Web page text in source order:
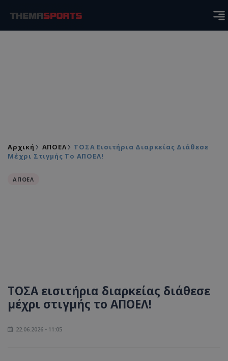
Αρχική ΑΠΟΕΛ
ΤΟΣΑ Εισιτήρια Διαρκείας Διάθεσε
Μέχρι Στιγμής Το ΑΠΟΕΛ!
ΑΠΟΕΛ
ΤΟΣΑ εισιτήρια διαρκείας διάθεσε
μέχρι στιγμής το ΑΠΟΕΛ!
22.06.2026 - 11:05